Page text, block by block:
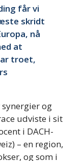
får vi
skridt
nå
at
troet,
og
udviste i sit
i DACH-
– en region,
og som i